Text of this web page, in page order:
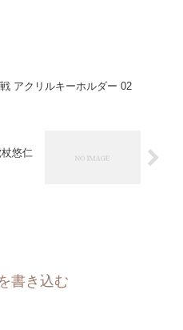
アクリルキーホルダー 02
悠仁
書き込む